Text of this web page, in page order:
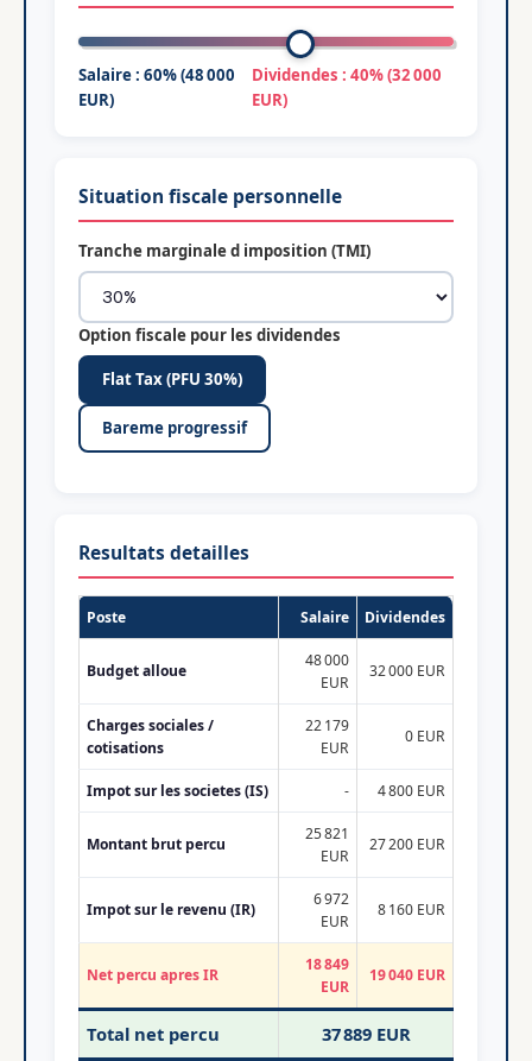
Salaire : 60% (48 000
EUR)
Dividendes : 40% (32 000
EUR)
Situation fiscale personnelle
Tranche marginale d imposition (TMI)
Option fiscale pour les dividendes
Flat Tax (PFU 30%)
Bareme progressif
Resultats detailles
Poste Salaire Dividendes
Budget alloue
48 000
EUR
32 000 EUR
Charges sociales /
cotisations
22 179
EUR
0 EUR
Impot sur les societes (IS) - 4 800 EUR
Montant brut percu
25 821
EUR
27 200 EUR
Impot sur le revenu (IR)
6 972
EUR
8 160 EUR
Net percu apres IR
18 849
EUR
19 040 EUR
Total net percu 37 889 EUR